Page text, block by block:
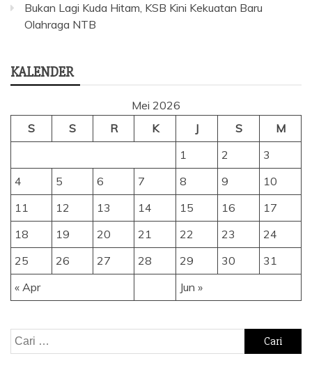
Bukan Lagi Kuda Hitam, KSB Kini Kekuatan Baru
Olahraga NTB
KALENDER
Mei 2026
S
S R K J S M
« Apr Jun »
1 2
3
4
5 6 7 8 9
10
11
12 13 14 15 16
17
18
19 20 21 22 23
24
25
26 27 28 29 30 31
Cari
untuk: